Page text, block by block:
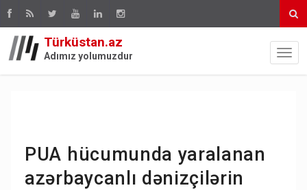
Türküstan.az
Adımız yolumuzdur
PUA hücumunda yaralanan
azərbaycanlı dənizçilərin